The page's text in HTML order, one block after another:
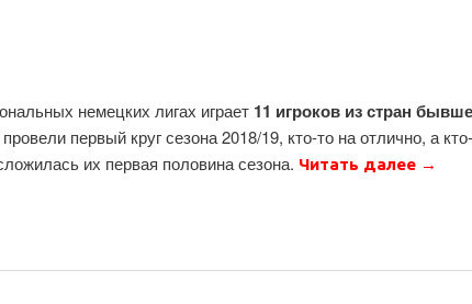
немецких лигах играет 11 игроков из стран
первый круг сезона 2018/19, кто-то на отлично, а
их первая половина сезона. Читать далее →